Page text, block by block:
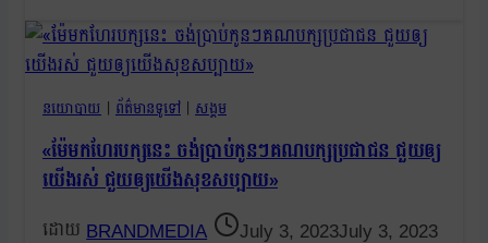
នយោបាយ | ព័ត៌មានទូទៅ | សង្គម
«ម៉ែមកហែរបក្សនេះ ចង់ប្រាប់កូនៗគណបក្សប្រជាជន ជួយឲ្យ
យើងរស់ ជួយឲ្យយើងសុខសប្បាយ»
BRANDMEDIA July 3, 2023July 3, 2023